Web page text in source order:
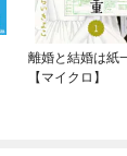
離婚と結婚は紙
【マイクロ】